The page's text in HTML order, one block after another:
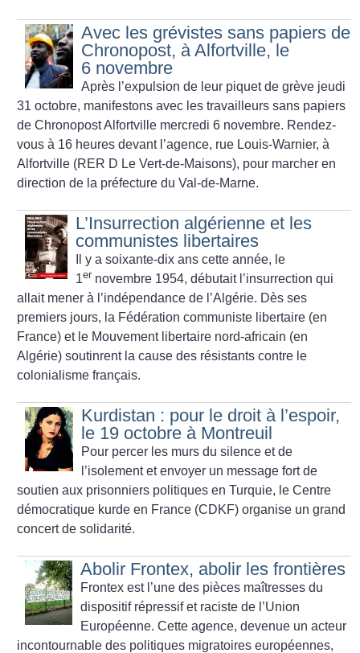
Avec les grévistes sans papiers de
Chronopost, à Alfortville, le
6 novembre
Après l’expulsion de leur piquet de grève jeudi
31 octobre, manifestons avec les travailleurs sans papiers
de Chronopost Alfortville mercredi 6 novembre. Rendez-
vous à 16 heures devant l’agence, rue Louis-Warnier, à
Alfortville (RER D Le Vert-de-Maisons), pour marcher en
direction de la préfecture du Val-de-Marne.
L’Insurrection algérienne et les
communistes libertaires
Il y a soixante-dix ans cette année, le
1er novembre 1954, débutait l’insurrection qui
allait mener à l’indépendance de l’Algérie. Dès ses
premiers jours, la Fédération communiste libertaire (en
France) et le Mouvement libertaire nord-africain (en
Algérie) soutinrent la cause des résistants contre le
colonialisme français.
Kurdistan : pour le droit à l’espoir,
le 19 octobre à Montreuil
Pour percer les murs du silence et de
l’isolement et envoyer un message fort de
soutien aux prisonniers politiques en Turquie, le Centre
démocratique kurde en France (CDKF) organise un grand
concert de solidarité.
Abolir Frontex, abolir les frontières
Frontex est l’une des pièces maîtresses du
dispositif répressif et raciste de l’Union
Européenne. Cette agence, devenue un acteur
incontournable des politiques migratoires européennes,